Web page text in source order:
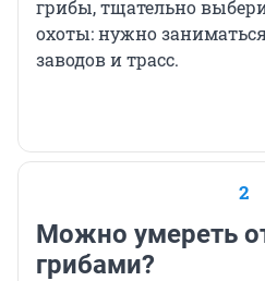
грибы, тщательно
охоты: нужно
заводов и трасс.
2
Можно умереть
грибами?